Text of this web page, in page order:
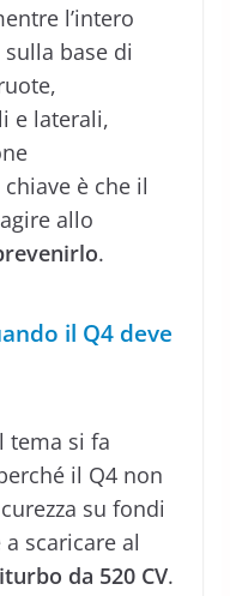
l’intero
base di
e laterali,
è che il
allo
.
il Q4 deve
tema si fa
il Q4 non
su fondi
scaricare al
da 520 CV.